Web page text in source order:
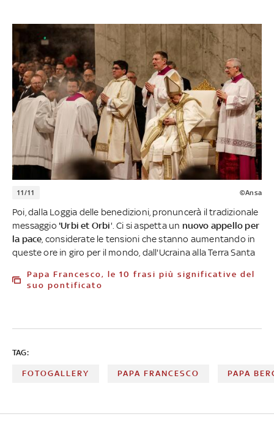
11/11 ©Ansa
Poi, dalla Loggia delle benedizioni, pronuncerà il tradizionale
messaggio 'Urbi et Orbi'. Ci si aspetta un nuovo appello per
la pace , considerate le tensioni che stanno aumentando in
queste ore in giro per il mondo, dall'Ucraina alla Terra Santa
Papa Francesco, le 10 frasi più significative del
suo pontificato
TAG:
FOTOGALLERY PAPA FRANCESCO PAPA